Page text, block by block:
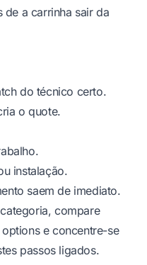
a carrinha sair da
do técnico certo.
o quote.
instalação.
saem de imediato.
compare
e concentre-se
passos ligados.